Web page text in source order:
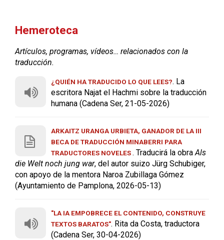
Hemeroteca
Artículos, programas, vídeos… relacionados con la
traducción.
¿QUIÉN HA TRADUCIDO LO QUE LEES?. La
escritora Najat el Hachmi sobre la traducción
humana (Cadena Ser, 21-05-2026)
ARKAITZ URANGA URBIETA, GANADOR DE LA III
BECA DE TRADUCCIÓN MINABERRI PARA
TRADUCTORES NOVELES . Traducirá la obra Als
die Welt noch jung war, del autor suizo Jürg Schubiger,
con apoyo de la mentora Naroa Zubillaga Gómez
(Ayuntamiento de Pamplona, 2026-05-13)
"LA IA EMPOBRECE EL CONTENIDO, CONSTRUYE
TEXTOS BARATOS". Rita da Costa, traductora
(Cadena Ser, 30-04-2026)